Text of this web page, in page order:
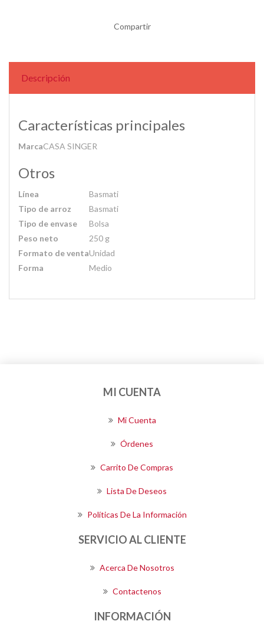
Compartir
Descripción
Características principales
MarcaCASA SINGER
Otros
Línea
Basmati
Tipo de arroz
Basmati
Tipo de envase
Bolsa
Peso neto
250 g
Formato de ventaUnidad
Forma
Medio
MI CUENTA
Mi Cuenta
Órdenes
Carrito De Compras
Lista De Deseos
Políticas De La Información
SERVICIO AL CLIENTE
Acerca De Nosotros
Contactenos
INFORMACIÓN